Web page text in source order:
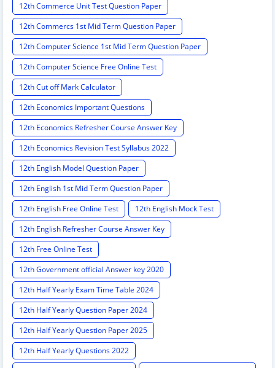
12th Commerce Unit Test Question Paper
12th Commercs 1st Mid Term Question Paper
12th Computer Science 1st Mid Term Question Paper
12th Computer Science Free Online Test
12th Cut off Mark Calculator
12th Economics Important Questions
12th Economics Refresher Course Answer Key
12th Economics Revision Test Syllabus 2022
12th English Model Question Paper
12th English 1st Mid Term Question Paper
12th English Free Online Test
12th English Mock Test
12th English Refresher Course Answer Key
12th Free Online Test
12th Government official Answer key 2020
12th Half Yearly Exam Time Table 2024
12th Half Yearly Question Paper 2024
12th Half Yearly Question Paper 2025
12th Half Yearly Questions 2022